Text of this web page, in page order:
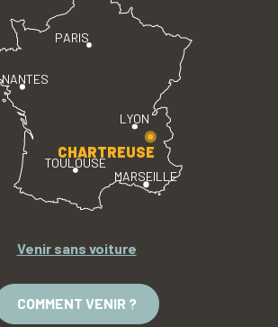
PARIS
LYON
TOULOUSE
MARSEILLE
NANTES
CHARTREUSE
Venir sans voiture
COMMENT VENIR ?